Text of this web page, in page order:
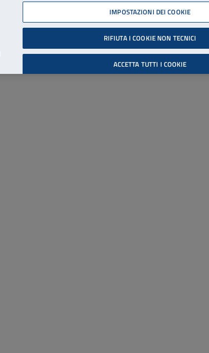
06 45539607
Accessibilità
Cerca
IMPOSTAZIONI DEI COOKIE
RIFIUTA I COOKIE NON TECNICI
ACCETTA TUTTI I COOKIE